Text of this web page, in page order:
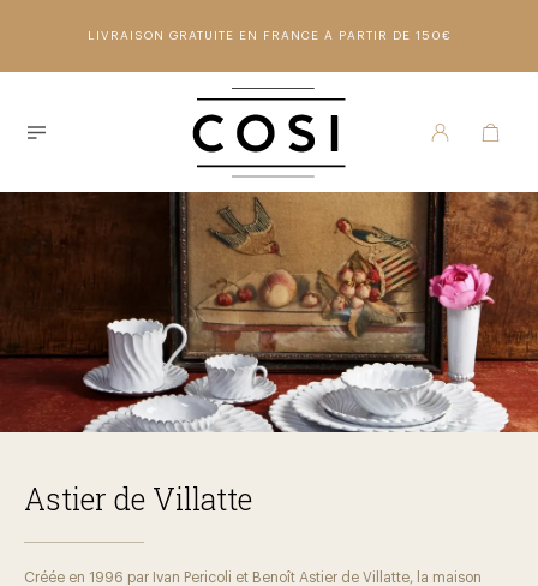
LIVRAISON GRATUITE EN FRANCE À PARTIR DE 150€
Astier de Villatte
Créée en 1996 par Ivan Pericoli et Benoît Astier de Villatte, la maison